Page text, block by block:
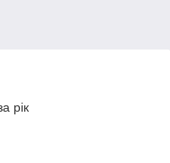
рік